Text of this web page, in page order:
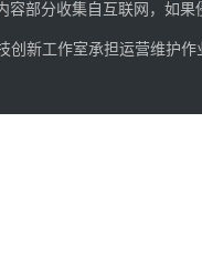
容部分收集自互联网，如果
创新工作室承担运营维护作